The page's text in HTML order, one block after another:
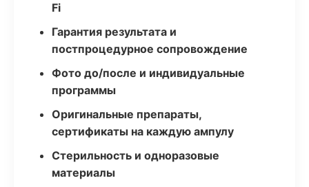
Fi
Гарантия результата и
постпроцедурное сопровождение
Фото до/после и индивидуальные
программы
Оригинальные препараты,
сертификаты на каждую ампулу
Стерильность и одноразовые
материалы